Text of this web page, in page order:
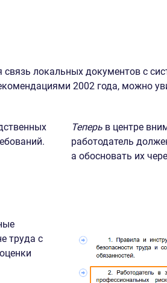
локальных документов с
2002 года, можно
Теперь в центре
работодатель
а обосновать их
труда с